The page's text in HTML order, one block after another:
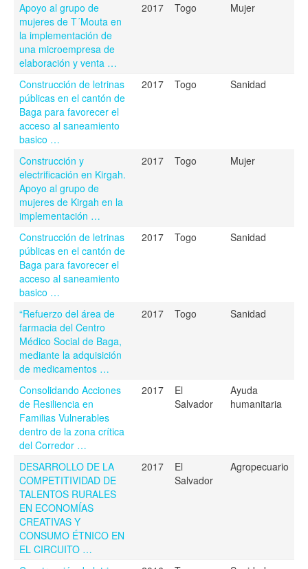
Apoyo al grupo de
mujeres de T´Mouta en
la implementación de
una microempresa de
elaboración y venta …
2017 Togo Mujer
Construcción de letrinas
públicas en el cantón de
Baga para favorecer el
acceso al saneamiento
basico …
2017 Togo Sanidad
Construcción y
electrificación en Kirgah.
Apoyo al grupo de
mujeres de Kirgah en la
implementación …
2017 Togo Mujer
Construcción de letrinas
públicas en el cantón de
Baga para favorecer el
acceso al saneamiento
basico …
2017 Togo Sanidad
“Refuerzo del área de
farmacia del Centro
Médico Social de Baga,
mediante la adquisición
de medicamentos …
2017 Togo Sanidad
Consolidando Acciones
de Resiliencia en
Familias Vulnerables
dentro de la zona crítica
del Corredor …
2017
El
Salvador
Ayuda
humanitaria
DESARROLLO DE LA
COMPETITIVIDAD DE
TALENTOS RURALES
EN ECONOMÍAS
CREATIVAS Y
CONSUMO ÉTNICO EN
EL CIRCUITO …
2017
El
Salvador
Agropecuario